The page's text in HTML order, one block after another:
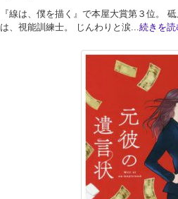
『線は、僕を描く』で本屋大賞第３位。
は、視能訓練士。 じんわりと涙... 続きを読